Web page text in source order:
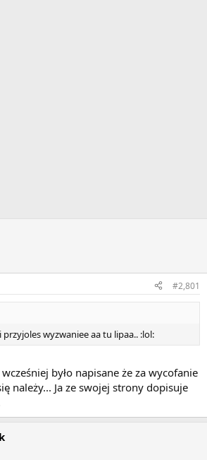
#2,801
wyzwaniee aa tu lipaa.. :lol:
było napisane że za wycofanie
należy... Ja ze swojej strony dopisuje